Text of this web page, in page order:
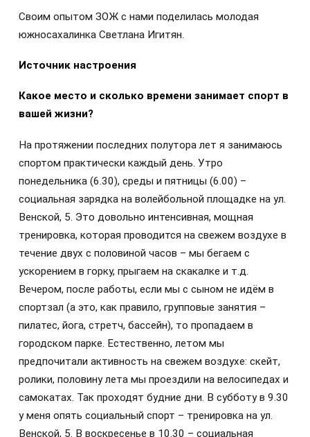
Своим опытом ЗОЖ с нами поделилась молодая
южносахалинка Светлана Игитян.
Источник настроения
Какое место и сколько времени занимает спорт в
вашей жизни?
На протяжении последних полутора лет я занимаюсь
спортом практически каждый день. Утро
понедельника (6.30), среды и пятницы (6.00) –
социальная зарядка на волейбольной площадке на ул.
Венской, 5. Это довольно интенсивная, мощная
тренировка, которая проводится на свежем воздухе в
течение двух с половиной часов – мы бегаем с
ускорением в горку, прыгаем на скакалке и т.д.
Вечером, после работы, если мы с сыном не идём в
спортзал (а это, как правило, групповые занятия –
пилатес, йога, стретч, бассейн), то пропадаем в
городском парке. Естественно, летом мы
предпочитали активность на свежем воздухе: скейт,
ролики, половину лета мы проездили на велосипедах и
самокатах. Так проходят будние дни. В субботу в 9.30
у меня опять социальный спорт – тренировка на ул.
Венской, 5. В воскресенье в 10.30 – социальная